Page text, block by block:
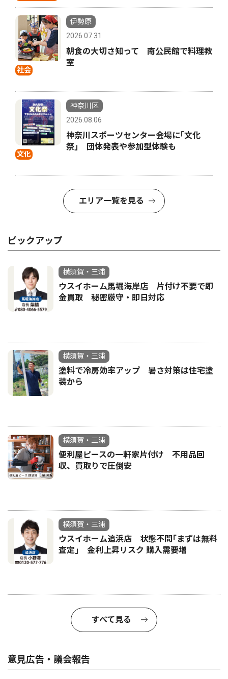
社会
伊勢原
2026.07.31
朝食の大切さ知って 南公民館で料理教
室
文化
神奈川区
2026.08.06
神奈川スポーツセンター会場に｢文化
祭｣ 団体発表や参加型体験も
エリア一覧を見る
ピックアップ
横須賀・三浦
ウスイホーム馬堀海岸店 片付け不要で即
金買取 秘密厳守・即日対応
横須賀・三浦
塗料で冷房効率アップ 暑さ対策は住宅塗
装から
横須賀・三浦
便利屋ピースの一軒家片付け 不用品回
収、買取りで圧倒安
横須賀・三浦
ウスイホーム追浜店 状態不問｢まずは無料
査定｣ 金利上昇リスク 購入需要増
すべて見る
意見広告・議会報告